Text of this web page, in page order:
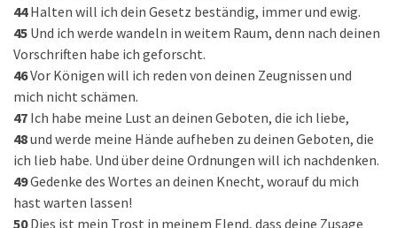
44 Halten will ich dein Gesetz beständig, immer und ewig.
45 Und ich werde wandeln in weitem Raum, denn nach deinen
Vorschriften habe ich geforscht.
46Vor Königen will ich reden von deinen Zeugnissen und
mich nicht schämen.
47 Ich habe meine Lust an deinen Geboten, die ich liebe,
48und werde meine Hände aufheben zu deinen Geboten, die
ich lieb habe. Und über deine Ordnungen will ich nachdenken.
49Gedenke des Wortes an deinen Knecht, worauf du mich
hast warten lassen!
50 Dies ist mein Trost in meinem Elend, dass deine Zusage